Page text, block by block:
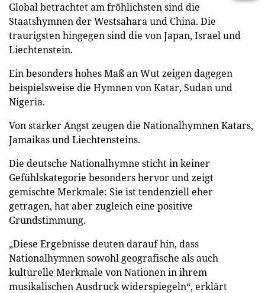
Global betrachtet am fröhlichsten sind die
Staatshymnen der Westsahara und China. Die
traurigsten hingegen sind die von Japan, Israel und
Liechtenstein.
Ein besonders hohes Maß an Wut zeigen dagegen
beispielsweise die Hymnen von Katar, Sudan und
Nigeria.
Von starker Angst zeugen die Nationalhymnen Katars,
Jamaikas und Liechtensteins.
Die deutsche Nationalhymne sticht in keiner
Gefühlskategorie besonders hervor und zeigt
gemischte Merkmale: Sie ist tendenziell eher
getragen, hat aber zugleich eine positive
Grundstimmung.
„Diese Ergebnisse deuten darauf hin, dass
Nationalhymnen sowohl geografische als auch
kulturelle Merkmale von Nationen in ihrem
musikalischen Ausdruck widerspiegeln“, erklärt